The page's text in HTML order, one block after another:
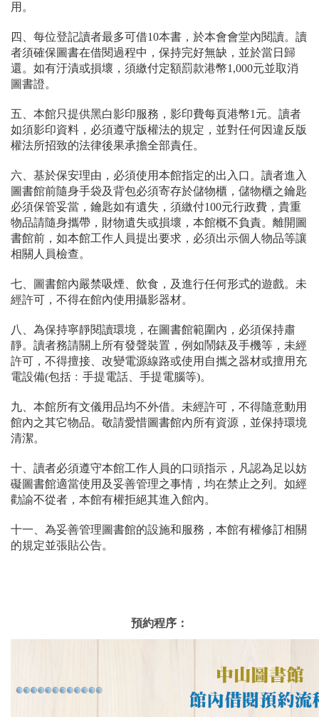
用。
四、每位登記讀者最多可借10本書，於本會會堂內閱讀。讀
者須確保圖書在借閱過程中，保持完好無缺，並於當日歸
還。如有汙漬或損壞，須繳付定額罰款港幣1,000元並取消
圖書證。
五、本館只提供黑白影印服務，影印費每頁港幣1元。讀者
如須影印資料，必須遵守版權法的規定，並對任何因違反版
權法所招致的法律後果承擔全部責任。
六、基於保安理由，必須使用本館指定的出入口。讀者進入
圖書館前隨身手袋及背包必須寄存於儲物櫃，儲物櫃之鑰匙
必須保管妥當，鑰匙如有遺失，須繳付100元行政費，貴重
物品請隨身攜帶，財物遺失或損壞，本館概不負責。離開圖
書館前，如本館工作人員提出要求，必須出示個人物品等讓
相關人員檢查。
七、圖書館內嚴禁吸煙、飲食，及進行任何形式的遊戲。未
經許可，不得在館內使用攝影器材。
八、為保持寧靜閱讀環境，在圖書館範圍內，必須保持肅
靜。讀者務請關上所有發聲裝置，例如鬧錶及手機等，未經
許可，不得擅接、改變電源線路或使用自攜之器材或擅用充
電設備(包括﹕手提電話、手提電腦等)。
九、本館所有文儀用品均不外借。未經許可，不得隨意動用
館內之其它物品。敬請愛惜圖書館內所有資源，並保持環境
清潔。
十、讀者必須遵守本館工作人員的口頭指示，凡認為足以妨
礙圖書館適當使用及妥善管理之事情，均在禁止之列。如經
勸諭不從者，本館有權拒絕其進入館內。
十一、為妥善管理圖書館的設施和服務，本館有權修訂相關
的規定並張貼公告。
預約程序：